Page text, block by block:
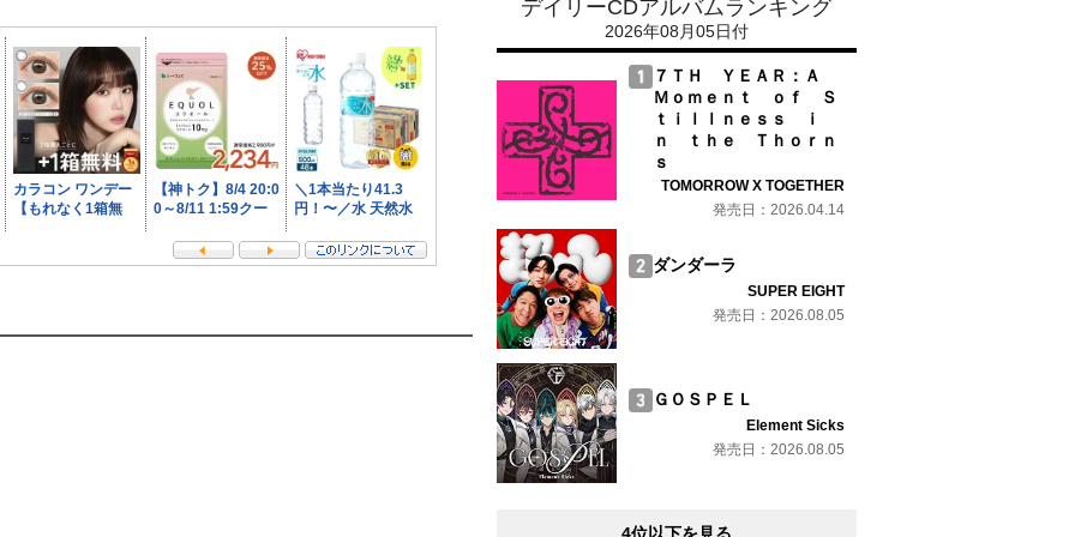
デイリーCDアルバムランキング
2026年08月05日付
７ＴＨ ＹＥＡＲ：Ａ
Ｍｏｍｅｎｔ ｏｆ Ｓ
ｔｉｌｌｎｅｓｓ ｉ
ｎ ｔｈｅ Ｔｈｏｒｎ
ｓ
TOMORROW X TOGETHER
発売日：2026.04.14
ダンダーラ
SUPER EIGHT
発売日：2026.08.05
ＧＯＳＰＥＬ
Element Sicks
発売日：2026.08.05